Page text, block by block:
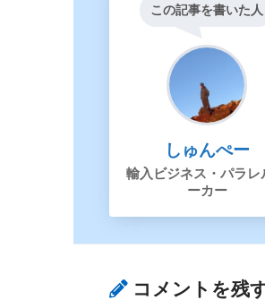
この記事を書いた人
しゅんぺー
輸入ビジネス・パラレ
ーカー
コメントを残